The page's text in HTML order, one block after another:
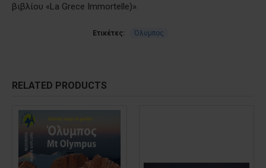
βιβλίου «La Grece Immortelle)».
Ετικέτες: Όλυμπος
RELATED PRODUCTS